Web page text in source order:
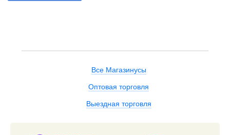
Все Магазинусы
Оптовая торговля
Выездная торговля